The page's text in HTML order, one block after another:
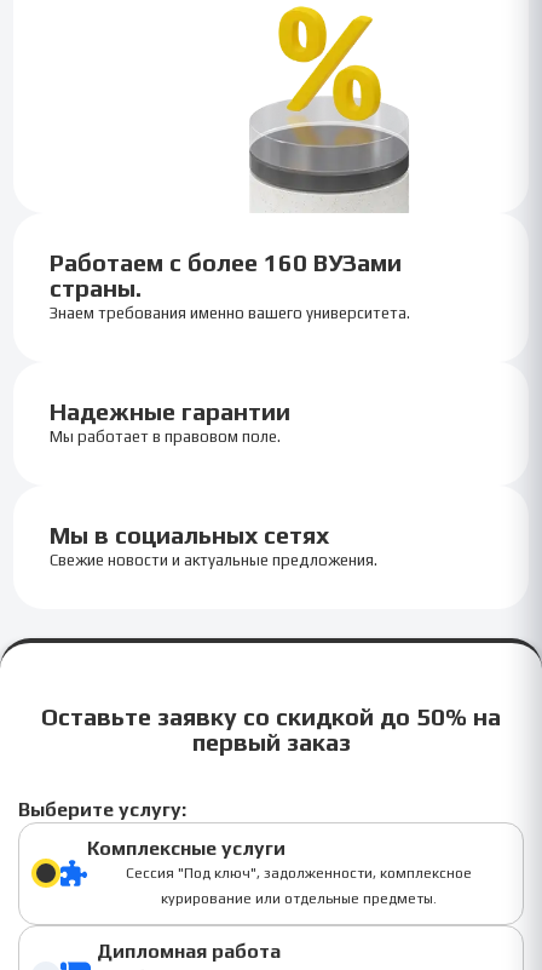
Работаем с более 160 ВУЗами
страны.
Знаем требования именно вашего университета.
Надежные гарантии
Мы работает в правовом поле.
Мы в социальных сетях
Свежие новости и актуальные предложения.
Оставьте заявку со скидкой до 50% на
первый заказ
Выберите услугу:
Комплексные услуги
Сессия "Под ключ", задолженности, комплексное
курирование или отдельные предметы.
Дипломная работа